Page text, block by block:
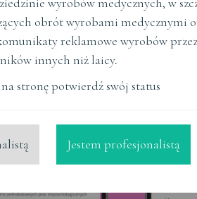
w pracy i korzyści
budżet, konwersje,
wycena gabinetu,
z partnerami jako finał
obrót wyrobami medycznymi
reklamowe wyrobów
innych niż laicy.
stronę potwierdź swój status
Jestem profesjonalistą